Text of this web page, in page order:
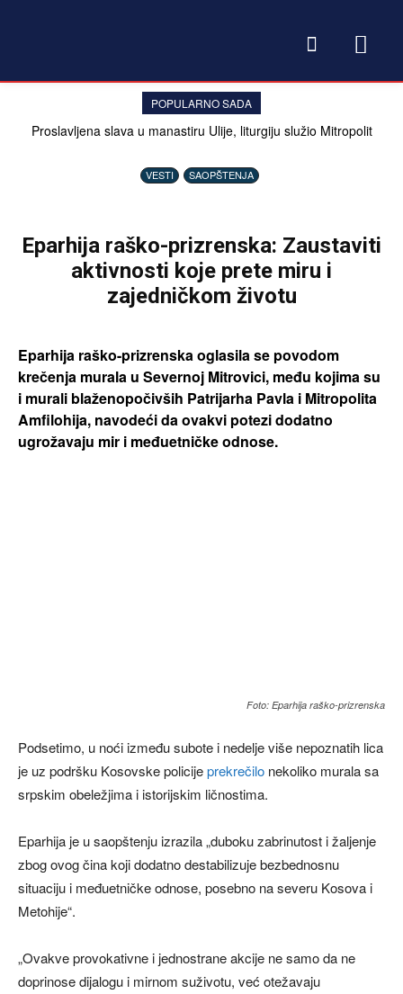
POPULARNO SADA
Proslavljena slava u manastiru Ulije, liturgiju služio Mitropolit
VESTI SAOPŠTENJA
Eparhija raško-prizrenska: Zaustaviti
aktivnosti koje prete miru i
zajedničkom životu
Eparhija raško-prizrenska oglasila se povodom
krečenja murala u Severnoj Mitrovici, među kojima su
i murali blaženopočivših Patrijarha Pavla i Mitropolita
Amfilohija, navodeći da ovakvi potezi dodatno
ugrožavaju mir i međuetničke odnose.
Foto: Eparhija raško-prizrenska
Podsetimo, u noći između subote i nedelje više nepoznatih lica
je uz podršku Kosovske policijeprekrečilo nekoliko murala sa
srpskim obeležjima i istorijskim ličnostima.
Eparhija je u saopštenju izrazila „duboku zabrinutost i žaljenje
zbog ovog čina koji dodatno destabilizuje bezbednosnu
situaciju i međuetničke odnose, posebno na severu Kosova i
Metohije“.
„Ovakve provokativne i jednostrane akcije ne samo da ne
doprinose dijalogu i mirnom suživotu, već otežavaju